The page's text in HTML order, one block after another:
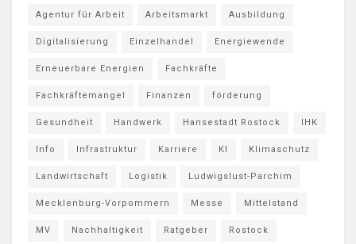
Agentur für Arbeit Arbeitsmarkt Ausbildung
Digitalisierung Einzelhandel Energiewende
Erneuerbare Energien Fachkräfte
Fachkräftemangel Finanzen förderung
Gesundheit Handwerk Hansestadt Rostock IHK
Info Infrastruktur Karriere KI Klimaschutz
Landwirtschaft Logistik Ludwigslust-Parchim
Mecklenburg-Vorpommern Messe Mittelstand
MV Nachhaltigkeit Ratgeber Rostock